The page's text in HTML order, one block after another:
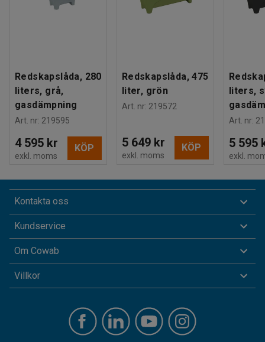
Redskapslåda, 280
liters, grå,
gasdämpning
Art. nr: 219595
4 595 kr
exkl. moms
KÖP
Redskapslåda, 475
liter, grön
Art. nr: 219572
5 649 kr
exkl. moms
KÖP
liters,
Art. nr:
5 595
exkl.
Kontakta oss
Kundservice
Om Cowab
Villkor